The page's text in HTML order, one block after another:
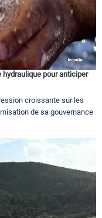
hydraulique pour anticiper
croissante sur les
de sa gouvernance